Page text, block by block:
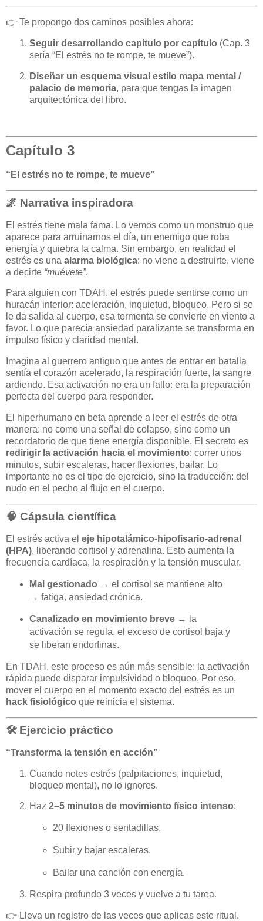
👉 Te propongo dos caminos posibles ahora:
Seguir desarrollando capítulo por capítulo (Cap. 3
sería “El estrés no te rompe, te mueve”).
Diseñar un esquema visual estilo mapa mental /
palacio de memoria, para que tengas la imagen
arquitectónica del libro.
Capítulo 3
“El estrés no te rompe, te mueve”
🌌 Narrativa inspiradora
El estrés tiene mala fama. Lo vemos como un monstruo que
aparece para arruinarnos el día, un enemigo que roba
energía y quiebra la calma. Sin embargo, en realidad el
estrés es una alarma biológica: no viene a destruirte, viene
a decirte “muévete”.
Para alguien con TDAH, el estrés puede sentirse como un
huracán interior: aceleración, inquietud, bloqueo. Pero si se
le da salida al cuerpo, esa tormenta se convierte en viento a
favor. Lo que parecía ansiedad paralizante se transforma en
impulso físico y claridad mental.
Imagina al guerrero antiguo que antes de entrar en batalla
sentía el corazón acelerado, la respiración fuerte, la sangre
ardiendo. Esa activación no era un fallo: era la preparación
perfecta del cuerpo para responder.
El hiperhumano en beta aprende a leer el estrés de otra
manera: no como una señal de colapso, sino como un
recordatorio de que tiene energía disponible. El secreto es
redirigir la activación hacia el movimiento: correr unos
minutos, subir escaleras, hacer flexiones, bailar. Lo
importante no es el tipo de ejercicio, sino la traducción: del
nudo en el pecho al flujo en el cuerpo.
🧠 Cápsula científica
El estrés activa el eje hipotalámico-hipofisario-adrenal
(HPA), liberando cortisol y adrenalina. Esto aumenta la
frecuencia cardíaca, la respiración y la tensión muscular.
Mal gestionado → el cortisol se mantiene alto
→ fatiga, ansiedad crónica.
Canalizado en movimiento breve→ la
activación se regula, el exceso de cortisol baja y
se liberan endorfinas.
En TDAH, este proceso es aún más sensible: la activación
rápida puede disparar impulsividad o bloqueo. Por eso,
mover el cuerpo en el momento exacto del estrés es un
hack fisiológico que reinicia el sistema.
🛠️ Ejercicio práctico
“Transforma la tensión en acción”
Cuando notes estrés (palpitaciones, inquietud,
bloqueo mental), no lo ignores.
Haz 2–5 minutos de movimiento físico intenso:
20 flexiones o sentadillas.
Subir y bajar escaleras.
Bailar una canción con energía.
Respira profundo 3 veces y vuelve a tu tarea.
👉 Lleva un registro de las veces que aplicas este ritual.